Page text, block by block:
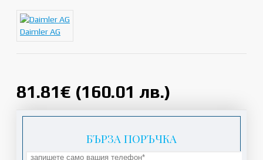
81.81€ (160.01 лв.)
Daimler AG
БЪРЗА ПОРЪЧКА